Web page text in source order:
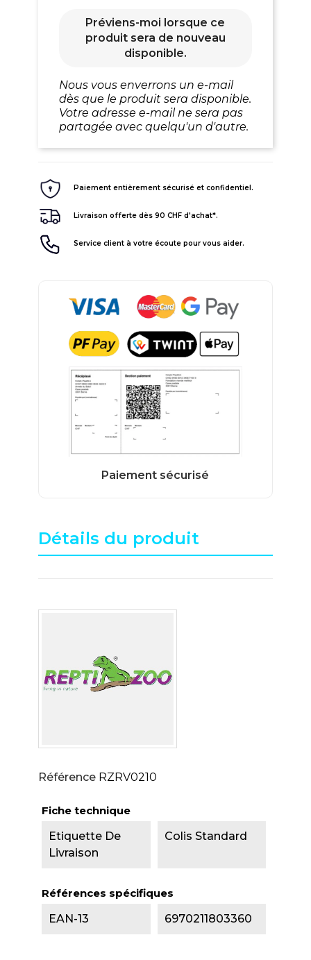
Préviens-moi lorsque ce
produit sera de nouveau
disponible.
Nous vous enverrons un e-mail
dès que le produit sera disponible.
Votre adresse e-mail ne sera pas
partagée avec quelqu'un d'autre.
Paiement entièrement sécurisé et confidentiel.
Livraison offerte dès 90 CHF d'achat*.
Service client à votre écoute pour vous aider.
Détails du produit
Référence RZRV0210
Fiche technique
Etiquette De
Livraison
Colis Standard
Références spécifiques
EAN-13
6970211803360